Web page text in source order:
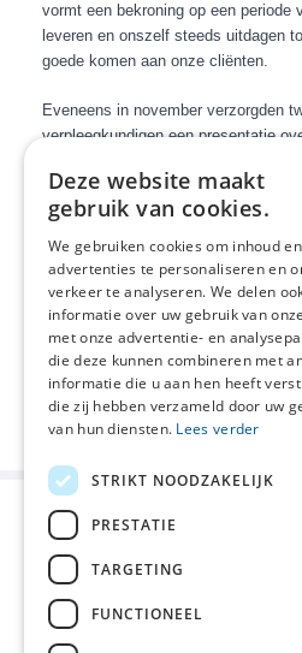
vormt een bekroning op een periode
leveren en onszelf steeds uitdagen
goede komen aan onze cliënten.
Eveneens in november verzorgden
verpleegkundigen een presentatie
clubavond was er een wijnproeverij
van de opbrengst van de
Ede.
We ontvingen een cheque van
we besteden aan verbetering van
Inmiddels worden van dat bedrag de
vervangen”.
foto: Hospice Ede 2017
Deel deze pagina:
Deze website maakt
gebruik van cookies.
We gebruiken cookies om inhoud en
advertenties te personaliseren en
verkeer te analyseren. We delen
informatie over uw gebruik van
met onze advertentie- en
die deze kunnen combineren met
informatie die u aan hen heeft
die zij hebben verzameld door uw
van hun diensten. Lees verder
STRIKT NOODZAKELIJK
PRESTATIE
TARGETING
FUNCTIONEEL